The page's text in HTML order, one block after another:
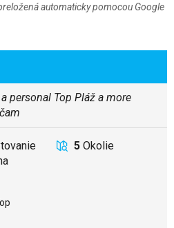
automaticky pomocou Google
personal Top Pláž a more
5 Okolie